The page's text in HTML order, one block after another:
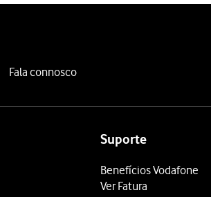
Fala connosco
Suporte
Benefícios Vodafone
Ver Fatura